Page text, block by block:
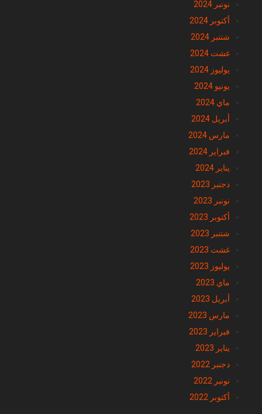
نونبر 2024
أكتوبر 2024
شتنبر 2024
غشت 2024
يوليوز 2024
يونيو 2024
ماي 2024
أبريل 2024
مارس 2024
فبراير 2024
يناير 2024
دجنبر 2023
نونبر 2023
أكتوبر 2023
شتنبر 2023
غشت 2023
يوليوز 2023
ماي 2023
أبريل 2023
مارس 2023
فبراير 2023
يناير 2023
دجنبر 2022
نونبر 2022
أكتوبر 2022